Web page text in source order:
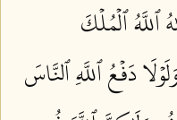
ٱللَّهُ ٱلۡمُلۡكَ
دَفۡعُ ٱللَّهِ ٱلنَّاسَ